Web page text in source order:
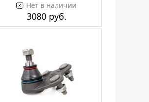
Нет в наличии
3080 руб.